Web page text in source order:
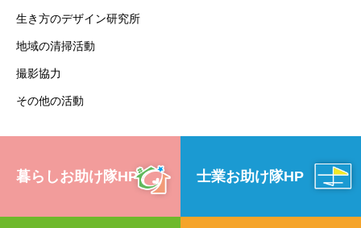
生き方のデザイン研究所
地域の清掃活動
撮影協力
その他の活動
暮らしお助け隊HP 士業お助け隊HP